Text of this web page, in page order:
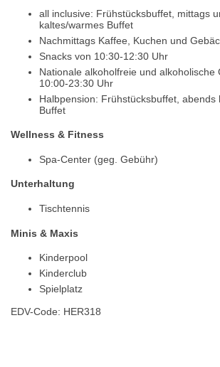
all inclusive: Frühstücksbuffet, mittags
kaltes/warmes Buffet
Nachmittags Kaffee, Kuchen und
Snacks von 10:30-12:30 Uhr
Nationale alkoholfreie und alkoholische
10:00-23:30 Uhr
Halbpension: Frühstücksbuffet, abends
Buffet
Wellness & Fitness
Spa-Center (geg. Gebühr)
Unterhaltung
Tischtennis
Minis & Maxis
Kinderpool
Kinderclub
Spielplatz
EDV-Code: HER318